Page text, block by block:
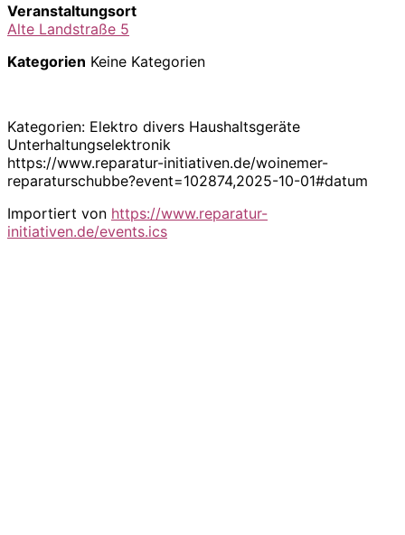
Veranstaltungsort
Alte Landstraße 5
Kategorien Keine Kategorien
Kategorien: Elektro divers Haushaltsgeräte
Unterhaltungselektronik
https://www.reparatur-initiativen.de/woinemer-
reparaturschubbe?event=102874,2025-10-01#datum
Importiert von https://www.reparatur-
initiativen.de/events.ics